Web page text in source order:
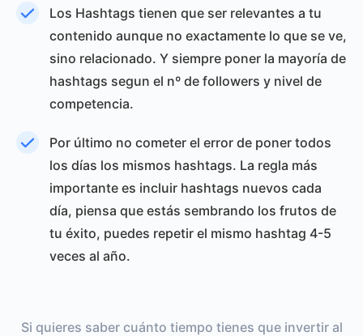
Los Hashtags tienen que ser relevantes a tu
contenido aunque no exactamente lo que se ve,
sino relacionado. Y siempre poner la mayoría de
hashtags segun el nº de followers y nivel de
competencia.
Por último no cometer el error de poner todos
los días los mismos hashtags. La regla más
importante es incluir hashtags nuevos cada
día, piensa que estás sembrando los frutos de
tu éxito, puedes repetir el mismo hashtag 4-5
veces al año.
Si quieres saber cuánto tiempo tienes que invertir al